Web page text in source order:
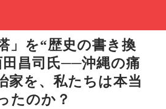
」を“歴史の書き換
昌司氏──沖縄の痛
家を、私たちは本当
たのか？